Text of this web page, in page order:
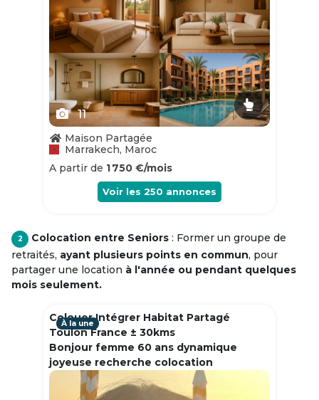
11
Maison Partagée
Marrakech, Maroc
A partir de 1 750 €/mois
Voir les 250 annonces
2 Colocation entre Seniors : Former un groupe de
retraités, ayant plusieurs points en commun, pour
partager une location à l'année ou pendant quelques
mois seulement.
Colouer Intégrer Habitat Partagé
Toulon France ± 30kms
Bonjour femme 60 ans dynamique
joyeuse recherche colocation
À la une